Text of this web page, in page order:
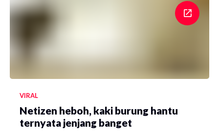
VIRAL
Netizen heboh, kaki burung hantu
ternyata jenjang banget